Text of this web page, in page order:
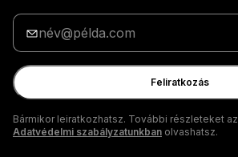
Adja
meg
az
e-
mail
címét
Feliratkozás
Bármikor leiratkozhatsz. További részleteket az
Adatvédelmi szabályzatunkban olvashatsz.